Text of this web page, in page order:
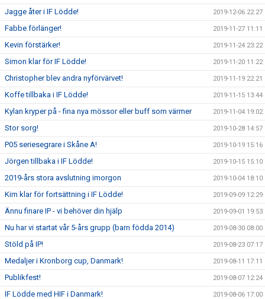
Jagge åter i IF Lödde! 2019-12-06 22:27
Fabbe förlänger! 2019-11-27 11:11
Kevin förstärker! 2019-11-24 23:22
Simon klar för IF Lödde! 2019-11-20 11:22
Christopher blev andra nyförvärvet! 2019-11-19 22:21
Koffe tillbaka i IF Lödde! 2019-11-15 13:44
Kylan kryper på - fina nya mössor eller buff som värmer 2019-11-04 19:02
Stor sorg! 2019-10-28 14:57
P05 seriesegrare i Skåne A! 2019-10-19 15:16
Jörgen tillbaka i IF Lödde! 2019-10-15 15:10
2019-års stora avslutning imorgon 2019-10-04 18:10
Kim klar för fortsättning i IF Lödde! 2019-09-09 12:29
Ännu finare IP - vi behöver din hjälp 2019-09-01 19:53
Nu har vi startat vår 5-års grupp (barn födda 2014) 2019-08-30 08:00
Stöld på IP! 2019-08-23 07:17
Medaljer i Kronborg cup, Danmark! 2019-08-11 17:11
Publikfest! 2019-08-07 12:24
IF Lödde med HIF i Danmark! 2019-08-06 17:00